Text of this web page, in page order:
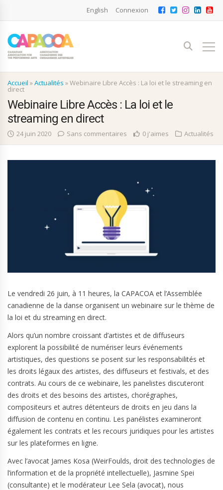
English Connexion
Accueil »Actualités »Webinaire Libre Accès : La loi et le streaming en
direct
Webinaire Libre Accès : La loi et le
streaming en direct
24 juin 2020 Sans commentaires 0 j'aimes Actualités
Le vendredi 26 juin, à 11 heures, la CAPACOA et l’Assemblée
canadienne de la danse organisent un webinaire sur le thème de
la loi et du streaming en direct.
Alors qu’un nombre croissant d’artistes et de diffuseurs
explorent la possibilité de numériser leurs événements
artistiques, des questions se posent sur les responsabilités et
les droits légaux des artistes, des diffuseurs et festivals, et des
contrats. Au cours de ce webinaire, les panelistes discuteront
des droits et des besoins des artistes, chorégraphes,
compositeurs et autres détenteurs de droits en jeu dans la
diffusion de contenu en continu. Les panélistes examineront
également les contrats et les recours juridiques pour les artistes
sur les plateformes en ligne.
Avec l’avocat James Kosa (WeirFoulds, droit des technologies de
l’information et de la propriété intellectuelle), Jasmine Spei
(consultante) et le modérateur Lee Sela (avocat), nous